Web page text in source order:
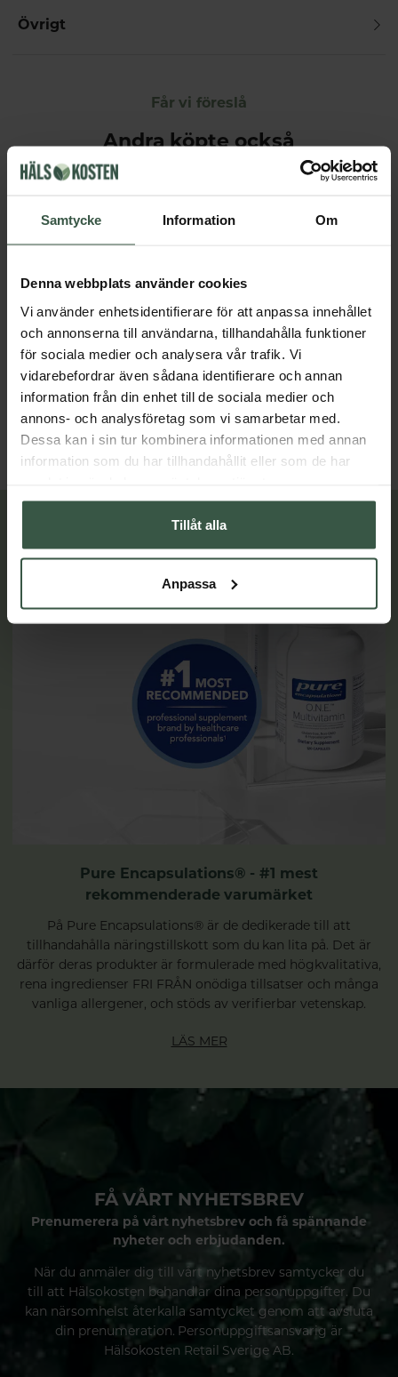
Samtycke Information Om
Denna webbplats använder cookies
Vi använder enhetsidentifierare för att anpassa innehållet
och annonserna till användarna, tillhandahålla funktioner
för sociala medier och analysera vår trafik. Vi
vidarebefordrar även sådana identifierare och annan
information från din enhet till de sociala medier och
annons- och analysföretag som vi samarbetar med.
Dessa kan i sin tur kombinera informationen med annan
information som du har tillhandahållit eller som de har
Tillåt alla
Anpassa
Övrigt
Får vi föreslå
Andra köpte också
Kvällsmagnesium+ Ekonomipack 2x90k
Great Essentials
398 kr 498 kr
LÄGG I VARUKORGEN
Great Essentials
299 kr
Lär dig mer
Pure Encapsulations® - #1 mest
rekommenderade varumärket
På Pure Encapsulations® är de dedikerade till att
tillhandahålla näringstillskott som du kan lita på. Det är
därför deras produkter är formulerade med högkvalitativa,
rena ingredienser FRI FRÅN onödiga tillsatser och många
vanliga allergener, och stöds av verifierbar vetenskap.
LÄS MER
FÅ VÅRT NYHETSBREV
Prenumerera på vårt nyhetsbrev och få spännande
nyheter och erbjudanden.
När du anmäler dig till vårt nyhetsbrev samtycker du
till att Hälsokosten behandlar dina personuppgifter. Du
kan närsomhelst återkalla samtycket genom att avsluta
din prenumeration. Personuppgiftsansvarig är
Hälsokosten Retail Sverige AB.